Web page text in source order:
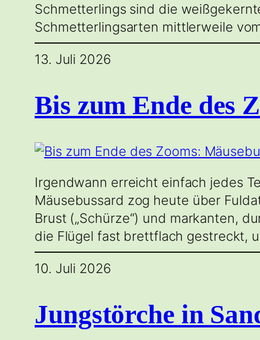
Schmetterlings sind die
Schmetterlingsarten mittlerweile
13. Juli 2026
Bis zum Ende des
Irgendwann erreicht einfach jedes
Mäusebussard zog heute über
Brust („Schürze“) und markanten,
die Flügel fast brettflach gestreckt,
10. Juli 2026
Jungstörche in